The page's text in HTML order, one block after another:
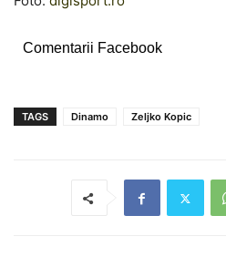
Comentarii Facebook
TAGS Dinamo Zeljko Kopic